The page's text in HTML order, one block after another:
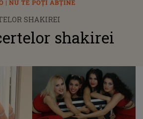
SHAKIREI
shakirei